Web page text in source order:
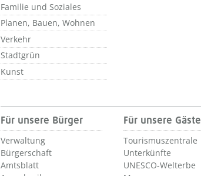
Familie und Soziales
Planen, Bauen, Wohnen
Verkehr
Stadtgrün
Kunst
Für unsere Bürger
Verwaltung
Bürgerschaft
Amtsblatt
Für unsere Gäste
Tourismuszentrale
Unterkünfte
UNESCO-Welterbe